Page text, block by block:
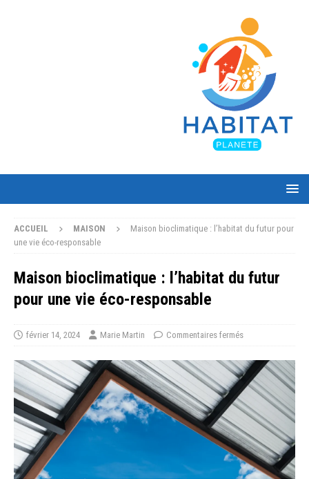
ACCUEIL MAISON
Maison bioclimatique : l’habitat du futur pour
une vie éco-responsable
Maison bioclimatique : l’habitat du futur
pour une vie éco-responsable
février 14, 2024 Marie Martin Commentaires fermés